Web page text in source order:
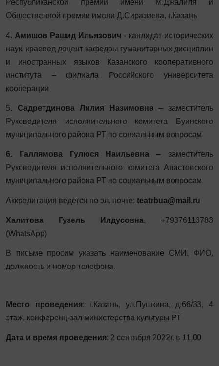
Республиканской премии имени М.Джалиля и
Общественной премии имени Д.Сиразиева, г.Казань
4. Амишов Рашид Ильязович - кандидат исторических
наук, краевед доцент кафедры гуманитарных дисциплин
и иностранных языков Казанского кооперативного
института – филиала Российского университета
кооперации
5. Садретдинова Лилия Назимовна– заместитель
Руководителя исполнительного комитета Буинского
муниципального района РТ по социальным вопросам
6. Галлямова Гулюся Наильевна – заместитель
Руководителя исполнительного комитета Апастовского
муниципального района РТ по социальным вопросам
Аккредитация ведется по эл. почте: teatrbua@mail.ru
Халитова Гузель Илдусовна, +79376113783
(WhatsApp)
В письме просим указать наименование СМИ, ФИО,
должность и номер телефона.
Место проведения: г.Казань, ул.Пушкина, д.66/33, 4
этаж, конференц-зал министерства культуры РТ
Дата и время проведения: 2 сентября 2022г. в 11.00